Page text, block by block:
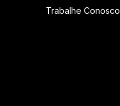
Trabalhe Conosco